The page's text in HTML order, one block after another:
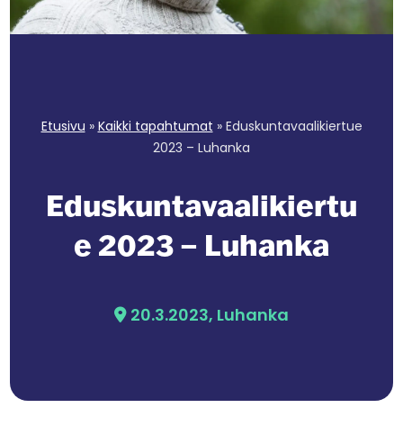
Etusivu » Kaikki tapahtumat » Eduskuntavaalikiertue
2023 – Luhanka
Eduskuntavaalikiertu
e 2023 – Luhanka
20.3.2023, Luhanka